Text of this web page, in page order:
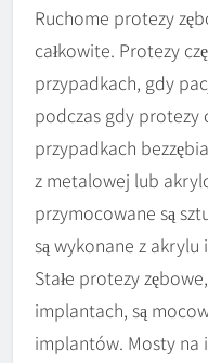
Ruchome protezy
całkowite. Protezy
przypadkach, gdy
podczas gdy protezy
przypadkach
z metalowej lub
przymocowane są
są wykonane z akrylu
Stałe protezy
implantach, są
implantów. Mosty na